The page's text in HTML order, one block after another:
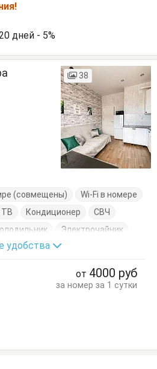
дней - 5%
38
(совмещены)
Wi-Fi в номере
ТВ Кондиционер
СВЧ
Электрочайник
Диван-кровать
Стулья
удобства
от 4000 руб
за номер за 1 сутки